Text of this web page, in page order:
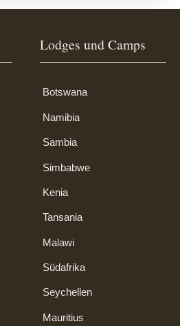
Lodges und Camps
Botswana
Namibia
Sambia
Simbabwe
Kenia
Tansania
Malawi
Südafrika
Seychellen
Mauritius